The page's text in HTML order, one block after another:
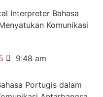
Interpreter Bahasa
Komunikasi
9:48 am